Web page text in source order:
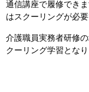
通信講座で履修でき
はスクーリングが必要
介護職員実務者研修
クーリング学習となり